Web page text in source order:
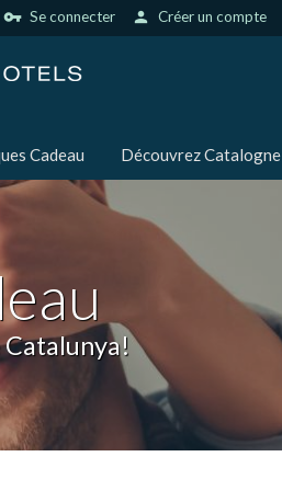
vpn_key Se connecter person Créer un compte
Cadeau Découvrez Catalogne